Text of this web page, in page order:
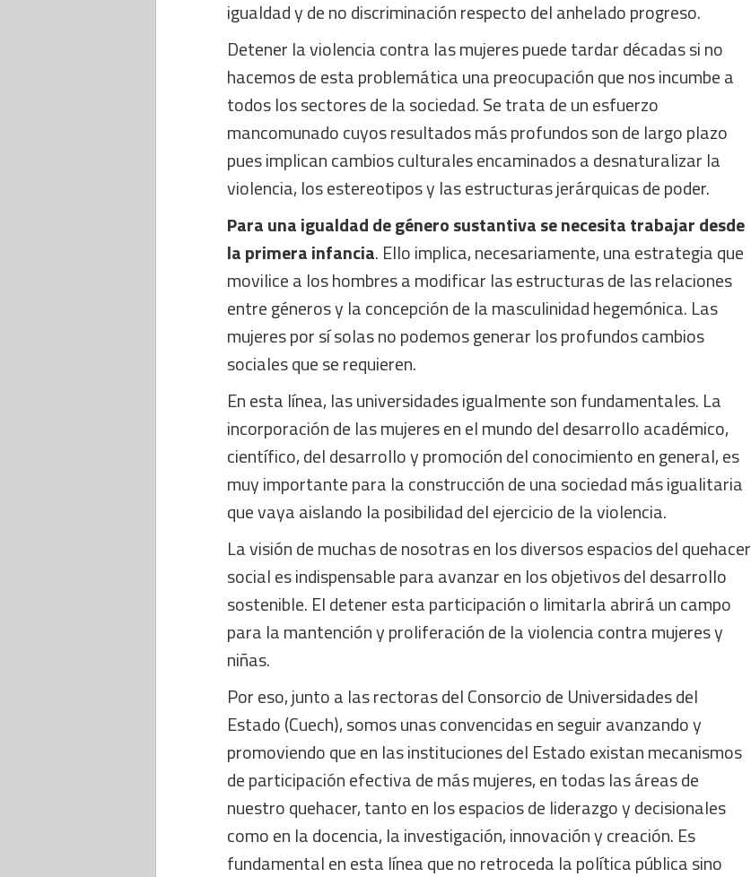
igualdad y de no discriminación respecto del anhelado progreso.
Detener la violencia contra las mujeres puede tardar décadas si no
hacemos de esta problemática una preocupación que nos incumbe a
todos los sectores de la sociedad. Se trata de un esfuerzo
mancomunado cuyos resultados más profundos son de largo plazo
pues implican cambios culturales encaminados a desnaturalizar la
violencia, los estereotipos y las estructuras jerárquicas de poder.
Para una igualdad de género sustantiva se necesita trabajar desde
la primera infancia. Ello implica, necesariamente, una estrategia que
movilice a los hombres a modificar las estructuras de las relaciones
entre géneros y la concepción de la masculinidad hegemónica. Las
mujeres por sí solas no podemos generar los profundos cambios
sociales que se requieren.
En esta línea, las universidades igualmente son fundamentales. La
incorporación de las mujeres en el mundo del desarrollo académico,
científico, del desarrollo y promoción del conocimiento en general, es
muy importante para la construcción de una sociedad más igualitaria
que vaya aislando la posibilidad del ejercicio de la violencia.
La visión de muchas de nosotras en los diversos espacios del quehacer
social es indispensable para avanzar en los objetivos del desarrollo
sostenible. El detener esta participación o limitarla abrirá un campo
para la mantención y proliferación de la violencia contra mujeres y
niñas.
Por eso, junto a las rectoras del Consorcio de Universidades del
Estado (Cuech), somos unas convencidas en seguir avanzando y
promoviendo que en las instituciones del Estado existan mecanismos
de participación efectiva de más mujeres, en todas las áreas de
nuestro quehacer, tanto en los espacios de liderazgo y decisionales
como en la docencia, la investigación, innovación y creación. Es
fundamental en esta línea que no retroceda la política pública sino